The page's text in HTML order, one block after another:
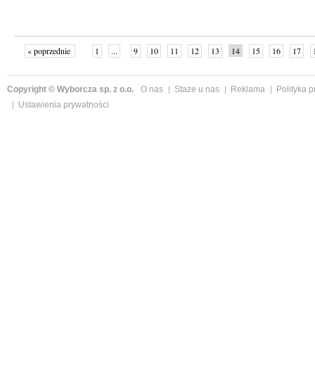
« poprzednie 1 ... 9 10 11 12 13 14 15 16 17
Copyright © Wyborcza sp. z o.o. O nas Staże u nas Reklama
Polityka
Ustawienia prywatności